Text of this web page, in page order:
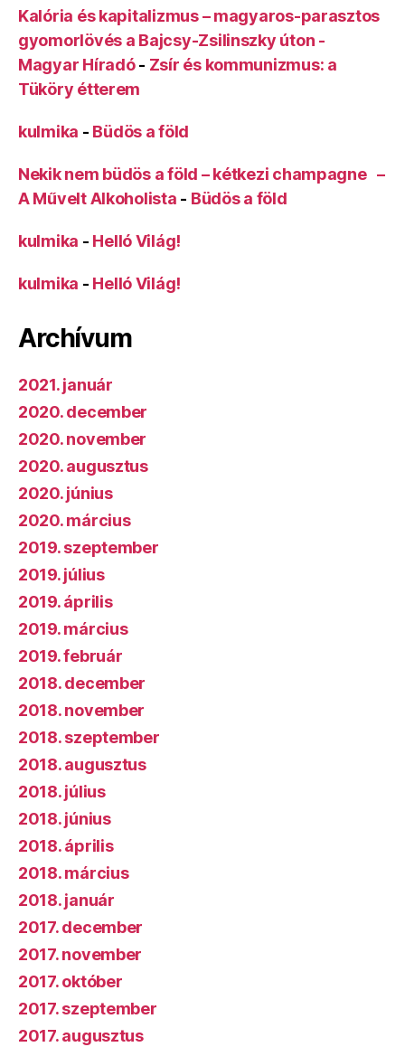
Kalória és kapitalizmus – magyaros-parasztos
gyomorlövés a Bajcsy-Zsilinszky úton -
Magyar Híradó- Zsír és kommunizmus: a
Tüköry étterem
kulmika - Büdös a föld
Nekik nem büdös a föld – kétkezi champagne –
A Művelt Alkoholista - Büdös a föld
kulmika - Helló Világ!
kulmika - Helló Világ!
Archívum
2021. január
2020. december
2020. november
2020. augusztus
2020. június
2020. március
2019. szeptember
2019. július
2019. április
2019. március
2019. február
2018. december
2018. november
2018. szeptember
2018. augusztus
2018. július
2018. június
2018. április
2018. március
2018. január
2017. december
2017. november
2017. október
2017. szeptember
2017. augusztus